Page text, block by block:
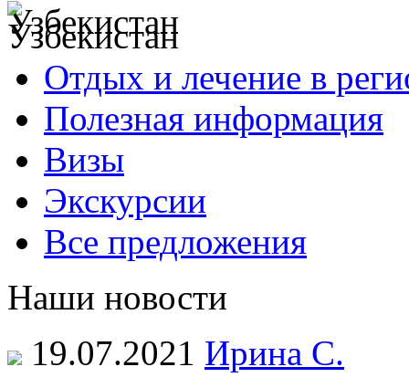
Узбекистан
Отдых и лечение в
Полезная информация
Визы
Экскурсии
Все предложения
Наши новости
19.07.2021 Ирина С.